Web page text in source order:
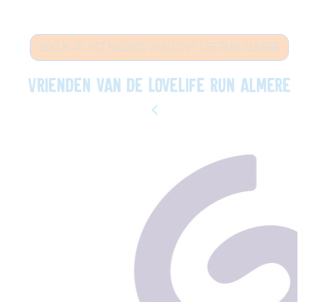
BEKIJK AL HET NIEUWS VAN LOVE LIFE RUN ALMERE
Vrienden van de LoveLife run almere